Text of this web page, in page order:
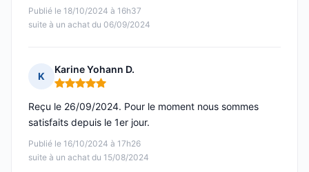
Publié le 18/10/2024 à 16h37
suite à un achat du 06/09/2024
K
Karine Yohann D.
Note : 5 sur 5
Publié le 16/10/2024 à 17h26
suite à un achat du 15/08/2024
Reçu le 26/09/2024. Pour le moment nous sommes
satisfaits depuis le 1er jour.